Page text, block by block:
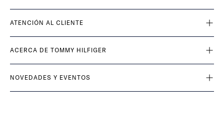
ATENCIÓN AL CLIENTE
ACERCA DE TOMMY HILFIGER
NOVEDADES Y EVENTOS